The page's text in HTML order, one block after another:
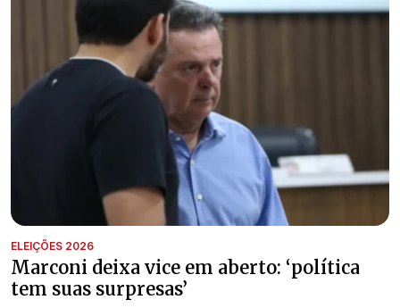
ELEIÇÕES 2026
Marconi deixa vice em aberto: ‘política
tem suas surpresas’